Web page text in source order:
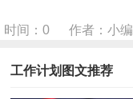
时间：0 作者：小编
工作计划图文推荐